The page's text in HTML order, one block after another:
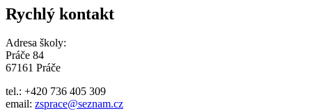
Rychlý kontakt
Adresa školy:
Práče 84
67161 Práče
tel.: +420 736 405 309
email: zsprace@seznam.cz